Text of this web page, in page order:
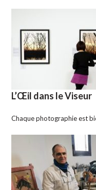
L’Œil dans le Viseur
Chaque photographie est